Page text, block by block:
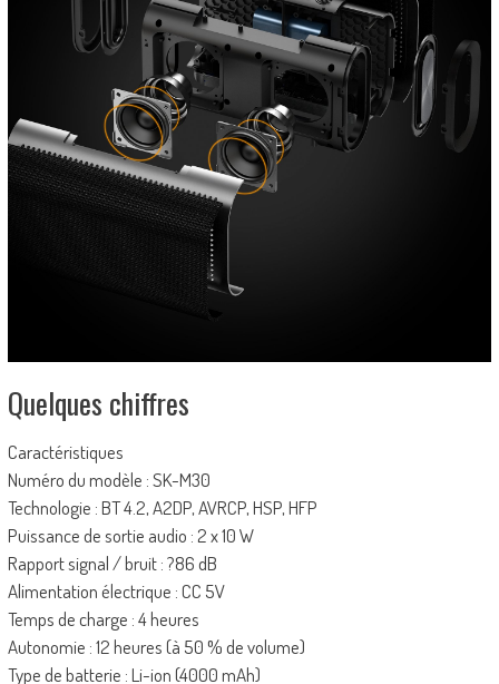
Quelques chiffres
Caractéristiques
Numéro du modèle : SK-M30
Technologie : BT 4.2, A2DP, AVRCP, HSP, HFP
Puissance de sortie audio : 2 x 10 W
Rapport signal / bruit : ?86 dB
Alimentation électrique : CC 5V
Temps de charge : 4 heures
Autonomie : 12 heures (à 50 % de volume)
Type de batterie : Li-ion (4000 mAh)